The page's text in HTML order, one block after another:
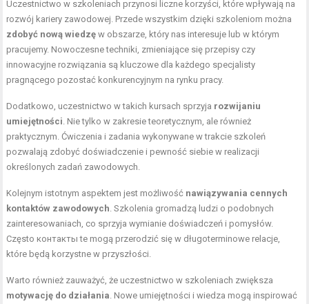
Uczestnictwo w szkoleniach przynosi liczne korzyści, które wpływają na
rozwój kariery zawodowej. Przede wszystkim dzięki szkoleniom można
zdobyć nową wiedzę w obszarze, który nas interesuje lub w którym
pracujemy. Nowoczesne techniki, zmieniające się przepisy czy
innowacyjne rozwiązania są kluczowe dla każdego specjalisty
pragnącego pozostać konkurencyjnym na rynku pracy.
Dodatkowo, uczestnictwo w takich kursach sprzyja rozwijaniu
umiejętności . Nie tylko w zakresie teoretycznym, ale również
praktycznym. Ćwiczenia i zadania wykonywane w trakcie szkoleń
pozwalają zdobyć doświadczenie i pewność siebie w realizacji
określonych zadań zawodowych.
Kolejnym istotnym aspektem jest możliwość nawiązywania cennych
kontaktów zawodowych . Szkolenia gromadzą ludzi o podobnych
zainteresowaniach, co sprzyja wymianie doświadczeń i pomysłów.
Często контакты te mogą przerodzić się w długoterminowe relacje,
które będą korzystne w przyszłości.
Warto również zauważyć, że uczestnictwo w szkoleniach zwiększa
motywację do działania . Nowe umiejętności i wiedza mogą inspirować